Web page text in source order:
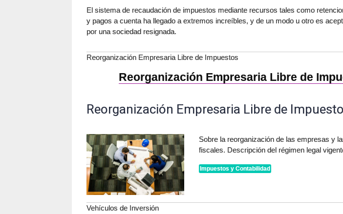
El sistema de recaudación de impuestos mediante recursos tales como
y pagos a cuenta ha llegado a extremos increíbles, y de un modo u otro es
por una sociedad resignada.
Reorganización Empresaria Libre de Impuestos
Reorganización Empresaria Libre de
Reorganización Empresaria Libre de
Sobre la reorganización de las empresas y
fiscales. Descripción del régimen legal
Impuestos y Contabilidad
Vehículos de Inversión